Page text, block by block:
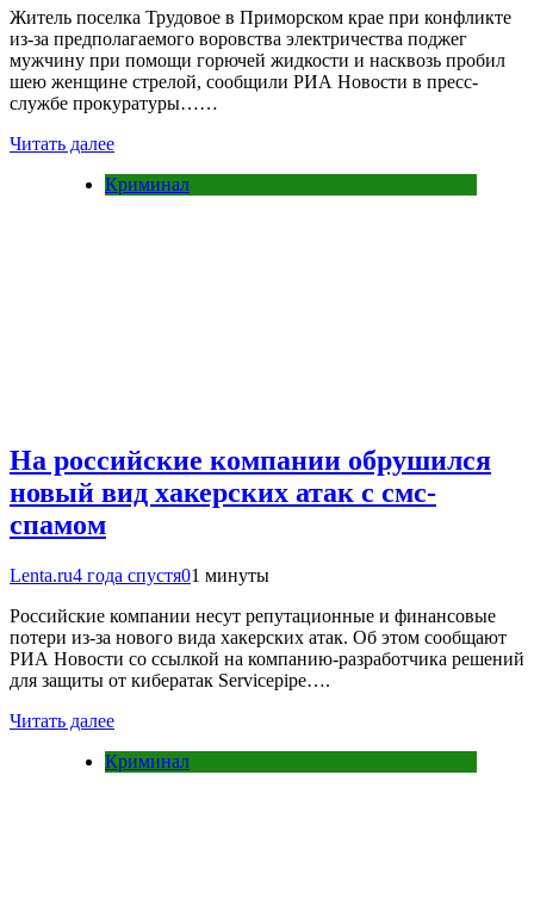
Житель поселка Трудовое в Приморском крае при конфликте
из-за предполагаемого воровства электричества поджег
мужчину при помощи горючей жидкости и насквозь пробил
шею женщине стрелой, сообщили РИА Новости в пресс-
службе прокуратуры……
Читать далее
Криминал
На российские компании обрушился
новый вид хакерских атак с смс-
спамом
Lenta.ru4 года спустя01 минуты
Российские компании несут репутационные и финансовые
потери из-за нового вида хакерских атак. Об этом сообщают
РИА Новости со ссылкой на компанию-разработчика решений
для защиты от кибератак Servicepipe….
Читать далее
Криминал